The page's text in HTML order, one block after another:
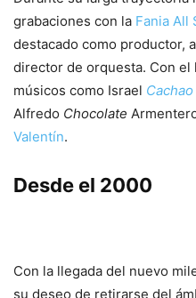
grabaciones con la Fania All
destacado como productor,
director de orquesta. Con el
músicos como Israel Cachao
Alfredo Chocolate
Valentín.
Desde el 2000
Con la llegada del nuevo
su deseo de retirarse del